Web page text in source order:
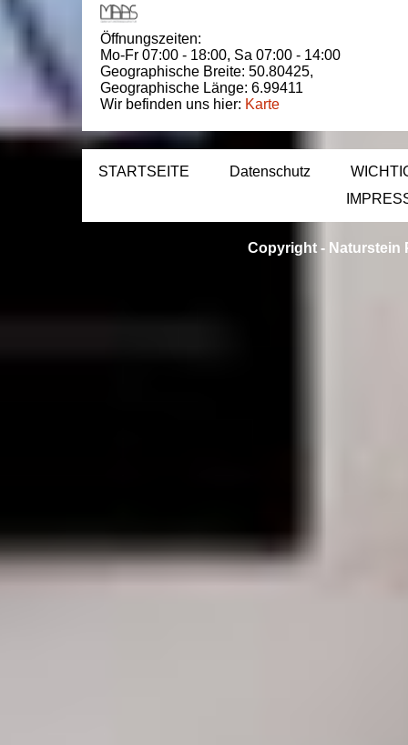
Öffnungszeiten:
Mo-Fr 07:00 - 18:00, Sa 07:00 - 14:00
Geographische Breite: 50.80425,
Geographische Länge: 6.99411
Wir befinden uns hier: Karte
STARTSEITE Datenschutz
Copyright - Naturstein